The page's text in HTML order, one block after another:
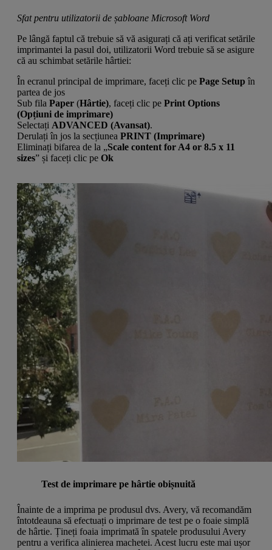
Sfat pentru utilizatorii de șabloane Microsoft Word
Pe lângă faptul că trebuie să vă asigurați că ați verificat setările
imprimantei la pasul doi, utilizatorii Word trebuie să se asigure
că au schimbat setările hârtiei:
În ecranul principal de imprimare, faceți clic pe Page Setup în
partea de jos
Sub fila Paper (Hârtie), faceți clic pe Print Options
(Opțiuni de imprimare)
Selectați ADVANCED (Avansat).
Derulați în jos la secțiunea PRINT (Imprimare)
Eliminați bifarea de la „Scale content for A4 or 8.5 x 11
sizes” și faceți clic pe Ok
Test de imprimare pe hârtie obișnuită
Înainte de a imprima pe produsul dvs. Avery, vă recomandăm
întotdeauna să efectuați o imprimare de test pe o foaie simplă
de hârtie. Țineți foaia imprimată în spatele produsului Avery
pentru a verifica alinierea machetei. Acest lucru este mai ușor